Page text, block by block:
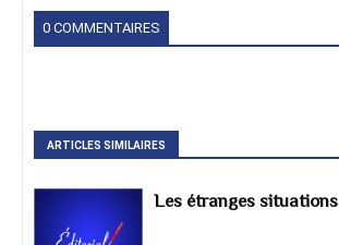
0 COMMENTAIRES
ARTICLES SIMILAIRES
Les étranges situations